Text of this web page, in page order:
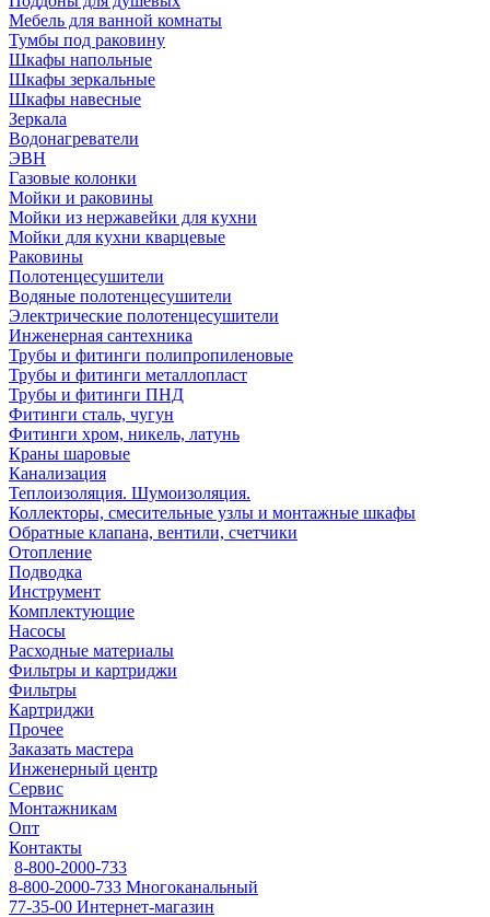
Мебель для ванной комнаты
Тумбы под раковину
Шкафы напольные
Шкафы зеркальные
Шкафы навесные
Зеркала
Водонагреватели
ЭВН
Газовые колонки
Мойки и раковины
Мойки из нержавейки для кухни
Мойки для кухни кварцевые
Раковины
Полотенцесушители
Водяные полотенцесушители
Электрические полотенцесушители
Инженерная сантехника
Трубы и фитинги полипропиленовые
Трубы и фитинги металлопласт
Трубы и фитинги ПНД
Фитинги сталь, чугун
Фитинги хром, никель, латунь
Краны шаровые
Канализация
Теплоизоляция. Шумоизоляция.
Коллекторы, смесительные узлы и монтажные шкафы
Обратные клапана, вентили, счетчики
Отопление
Подводка
Инструмент
Комплектующие
Насосы
Расходные материалы
Фильтры и картриджи
Фильтры
Картриджи
Прочее
Заказать мастера
Инженерный центр
Сервис
Монтажникам
Опт
Контакты
8-800-2000-733
8-800-2000-733 Многоканальный
77-35-00 Интернет-магазин